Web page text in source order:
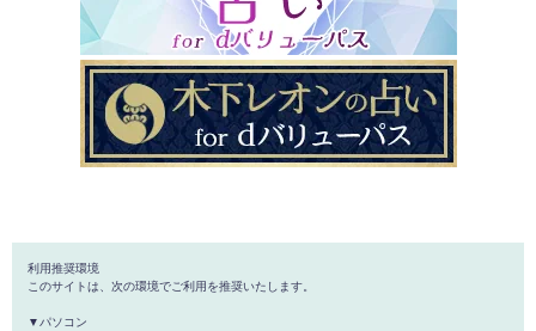
利用推奨環境
このサイトは、次の環境でご利用を推奨いたします。
▼パソコン